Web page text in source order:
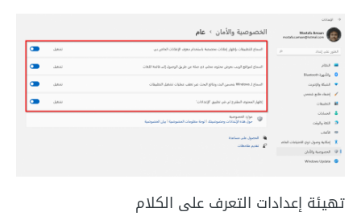
تهيئة إعدادات التعرف على الكلام